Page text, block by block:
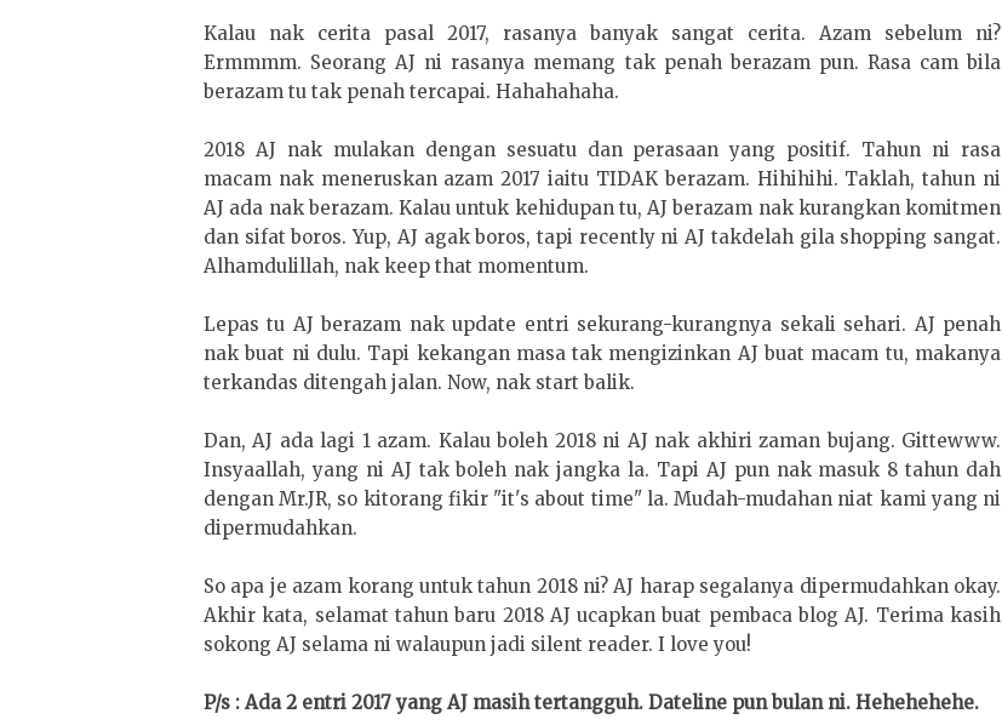
Kalau nak cerita pasal 2017, rasanya banyak sangat cerita. Azam sebelum ni?
Ermmmm. Seorang AJ ni rasanya memang tak penah berazam pun. Rasa cam bila
berazam tu tak penah tercapai. Hahahahaha.
2018 AJ nak mulakan dengan sesuatu dan perasaan yang positif. Tahun ni rasa
macam nak meneruskan azam 2017 iaitu TIDAK berazam. Hihihihi. Taklah, tahun ni
AJ ada nak berazam. Kalau untuk kehidupan tu, AJ berazam nak kurangkan komitmen
dan sifat boros. Yup, AJ agak boros, tapi recently ni AJ takdelah gila shopping sangat.
Alhamdulillah, nak keep that momentum.
Lepas tu AJ berazam nak update entri sekurang-kurangnya sekali sehari. AJ penah
nak buat ni dulu. Tapi kekangan masa tak mengizinkan AJ buat macam tu, makanya
terkandas ditengah jalan. Now, nak start balik.
Dan, AJ ada lagi 1 azam. Kalau boleh 2018 ni AJ nak akhiri zaman bujang. Gittewww.
Insyaallah, yang ni AJ tak boleh nak jangka la. Tapi AJ pun nak masuk 8 tahun dah
dengan Mr.JR, so kitorang fikir "it's about time" la. Mudah-mudahan niat kami yang ni
dipermudahkan.
So apa je azam korang untuk tahun 2018 ni? AJ harap segalanya dipermudahkan okay.
Akhir kata, selamat tahun baru 2018 AJ ucapkan buat pembaca blog AJ. Terima kasih
sokong AJ selama ni walaupun jadi silent reader. I love you!
P/s : Ada 2 entri 2017 yang AJ masih tertangguh. Dateline pun bulan ni. Hehehehehe.